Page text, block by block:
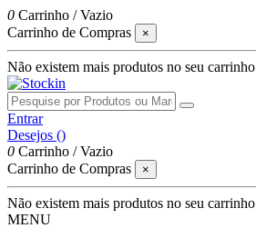
0 Carrinho /Vazio
Carrinho de Compras
×
Não existem mais produtos no seu carrinho
Entrar
Desejos ()
0 Carrinho /Vazio
Carrinho de Compras
×
Não existem mais produtos no seu carrinho
MENU